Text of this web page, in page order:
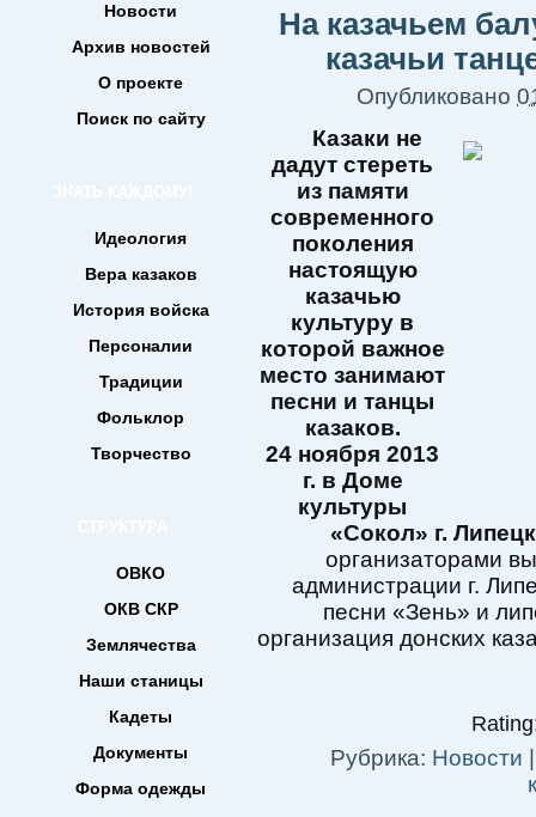
Новости
Архив новостей
О проекте
Поиск по сайту
Идеология
Вера казаков
История войска
Персоналии
Традиции
Фольклор
Творчество
ОВКО
ОКВ СКР
Землячества
Наши станицы
Кадеты
Документы
Форма одежды
На казачьем
казачьи
Опубликовано
Казаки не
дадут стереть
из памяти
современного
поколения
настоящую
казачью
культуру в
которой важное
место занимают
песни и танцы
казаков.
24 ноября 2013
г. в Доме
культуры
«Сокол» г.
организаторами
администрации г.
песни «Зень» и
организация донских
Рубрика: Новости